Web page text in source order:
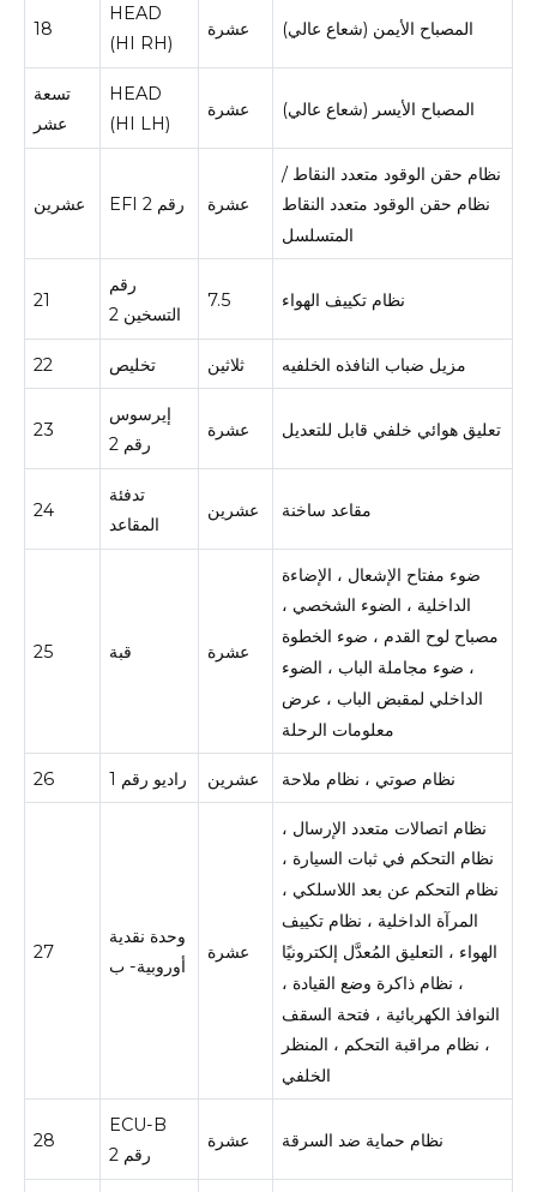
18
HEAD
(HI RH)
عشرة المصباح الأيمن (شعاع عالي)
تسعة
عشر
HEAD
(HI LH)
عشرة المصباح الأيسر (شعاع عالي)
عشرين EFI رقم 2 عشرة
نظام حقن الوقود متعدد النقاط /
نظام حقن الوقود متعدد النقاط
المتسلسل
21
رقم
التسخين 2
7.5 نظام تكييف الهواء
22 تخليص ثلاثين مزيل ضباب النافذه الخلفيه
23
إيرسوس
رقم 2
عشرة تعليق هوائي خلفي قابل للتعديل
24
تدفئة
المقاعد
عشرين مقاعد ساخنة
25 قبة عشرة
ضوء مفتاح الإشعال ، الإضاءة
الداخلية ، الضوء الشخصي ،
مصباح لوح القدم ، ضوء الخطوة
، ضوء مجاملة الباب ، الضوء
الداخلي لمقبض الباب ، عرض
معلومات الرحلة
26 راديو رقم 1 عشرين نظام صوتي ، نظام ملاحة
27
وحدة نقدية
أوروبية- ب
عشرة
نظام اتصالات متعدد الإرسال ،
نظام التحكم في ثبات السيارة ،
نظام التحكم عن بعد اللاسلكي ،
المرآة الداخلية ، نظام تكييف
الهواء ، التعليق المُعدَّل إلكترونيًا
، نظام ذاكرة وضع القيادة ،
النوافذ الكهربائية ، فتحة السقف
، نظام مراقبة التحكم ، المنظر
الخلفي
28
ECU-B
رقم 2
عشرة نظام حماية ضد السرقة